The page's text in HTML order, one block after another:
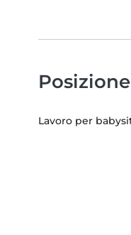
Posizione
Lavoro per